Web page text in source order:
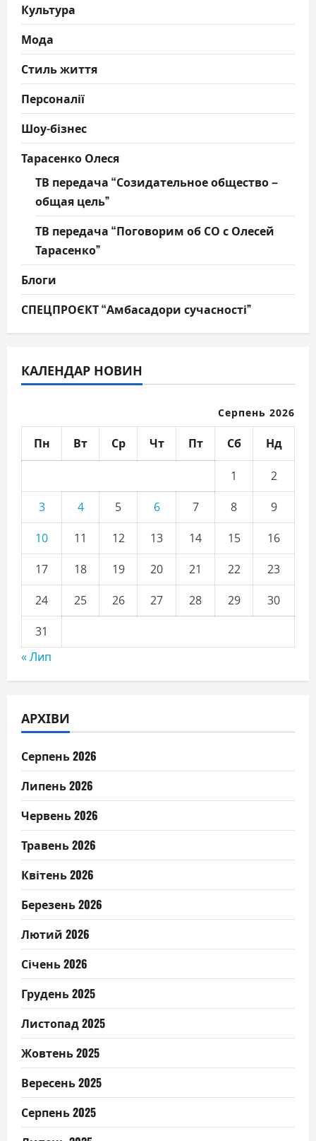
Культура
Мода
Стиль життя
Персоналії
Шоу-бізнес
Тарасенко Олеся
ТВ передача “Созидательное общество –
общая цель”
ТВ передача “Поговорим об СО с Олесей
Тарасенко”
Блоги
СПЕЦПРОЄКТ “Амбасадори сучасності”
КАЛЕНДАР НОВИН
Серпень 2026
Пн Вт Ср Чт Пт Сб Нд
1
2
3
4 5 6 7 8
9
10
11 12 13 14 15
16
17
18 19 20 21 22
23
24
25 26 27 28 29
30
31
« Лип
АРХІВИ
Серпень 2026
Липень 2026
Червень 2026
Травень 2026
Квітень 2026
Березень 2026
Лютий 2026
Січень 2026
Грудень 2025
Листопад 2025
Жовтень 2025
Вересень 2025
Серпень 2025